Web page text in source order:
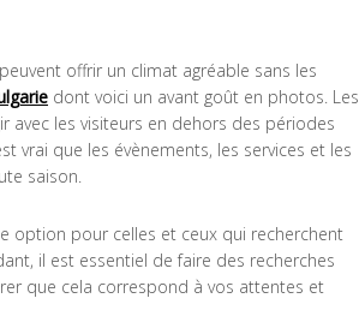
offrir un climat agréable sans les
dont voici un avant goût en photos. Les
les visiteurs en dehors des périodes
vrai que les évènements, les services et les
saison.
option pour celles et ceux qui recherchent
il est essentiel de faire des recherches
que cela correspond à vos attentes et